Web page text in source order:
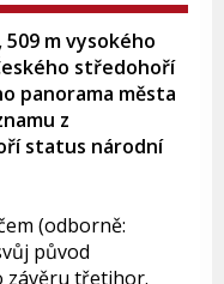
m vysokého
středohoří
panorama města
z
status národní
(odborně:
původ
závěru třetihor.